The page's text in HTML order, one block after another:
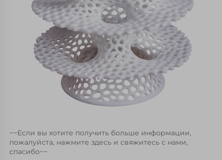
~~Если вы хотите получить больше информации,
пожалуйста, нажмите здесь и свяжитесь с нами,
спасибо~~